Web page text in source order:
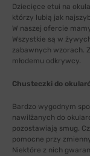
Dziecięce etui na
którzy lubią jak
W naszej ofercie
Wszystkie są w
zabawnych wzorach.
młodemu odkrywcy.
Chusteczki do
Bardzo wygodnym
nawilżanych do
pozostawiają smug.
pomocne przy
Niektóre z nich